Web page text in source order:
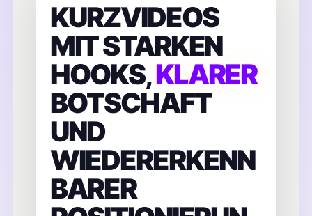
KURZVIDEOS
MIT STARKEN
HOOKS,KLARER
BOTSCHAFT
UND
WIEDERERKENN
BARER